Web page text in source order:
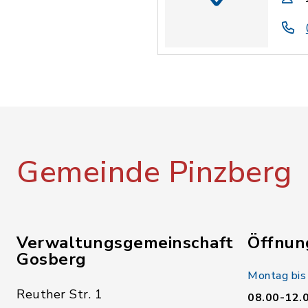
Gemeinde Pinzberg
Verwaltungsgemeinschaft
Gosberg
Reuther Str. 1
Montag
08.00-